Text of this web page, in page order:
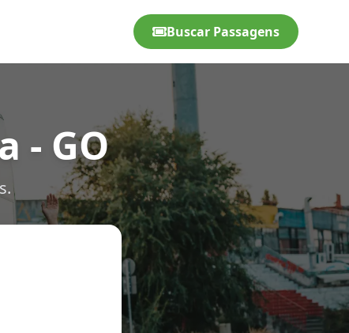
Buscar Passagens
- GO